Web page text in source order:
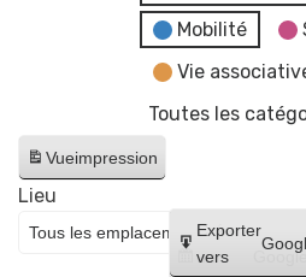
Mobilité
Vie
Toutes les
Vueimpression
Créer
un
Google
Exporter
vers
Lieu